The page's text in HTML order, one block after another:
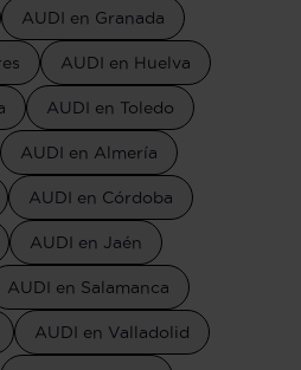
AUDI en Granada
AUDI en Huelva
AUDI en Toledo
AUDI en Almería
AUDI en Córdoba
AUDI en Jaén
AUDI en Salamanca
AUDI en Valladolid